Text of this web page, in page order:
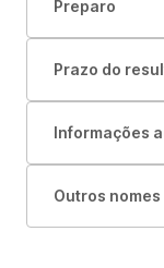
Preparo
Prazo do
Informações
Outros